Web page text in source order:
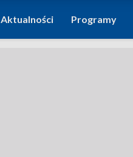
Aktualności Programy